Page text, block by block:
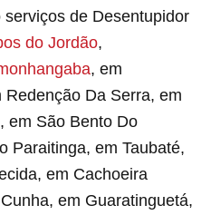
serviços de Desentupidor
do Jordão,
, em
Da Serra, em
em São Bento Do
Paraitinga, em Taubaté,
em Cachoeira
em Guaratinguetá,